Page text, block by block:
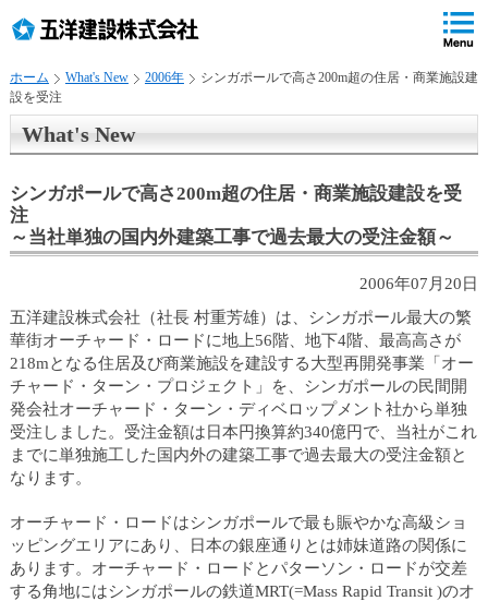
ー
の
先
ー
内
移
リ
ン
ク
サ
イ
ト
内
共
通
ニ
移
動
の
ジ
は
ホーム What's New 2006年
シンガポールで高さ200m超の住居・商業施設建
設を受注
ペ
で
す
What's New
シンガポールで高さ200m超の住居・商業施設建設を受
注
～当社単独の国内外建築工事で過去最大の受注金額～
2006年07月20日
五洋建設株式会社（社長 村重芳雄）は、シンガポール最大の繁
華街オーチャード・ロードに地上56階、地下4階、最高高さが
218mとなる住居及び商業施設を建設する大型再開発事業「オー
チャード・ターン・プロジェクト」を、シンガポールの民間開
発会社オーチャード・ターン・ディベロップメント社から単独
受注しました。受注金額は日本円換算約340億円で、当社がこれ
までに単独施工した国内外の建築工事で過去最大の受注金額と
なります。
オーチャード・ロードはシンガポールで最も賑やかな高級ショ
ッピングエリアにあり、日本の銀座通りとは姉妹道路の関係に
あります。オーチャード・ロードとパターソン・ロードが交差
する角地にはシンガポールの鉄道MRT(=Mass Rapid Transit )のオ
ー
の
終
す
ー
の
先
る